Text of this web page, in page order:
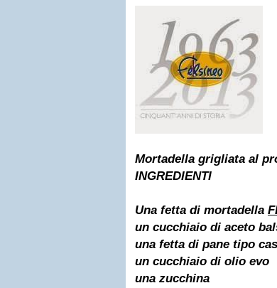
Mortadella grigliata al
INGREDIENTI
Una fetta di mortadella
un cucchiaio di aceto
una fetta di pane tipo
un cucchiaio di olio evo
una zucchina